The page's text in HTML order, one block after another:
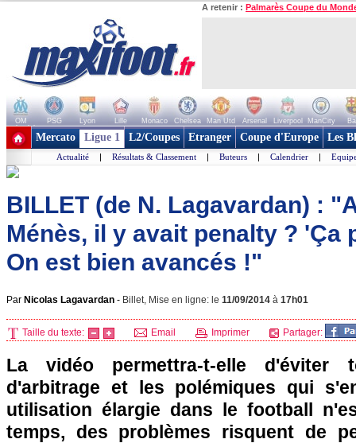
A retenir : Palmarès Coupe du
OM PSG Lyon Lille Monaco Chelsea Man Utd Arsenal Liverpool ManCity
+ de clubs
Mercato Ligue 1 L2/Coupes Etranger Coupe d'Europe Les
Actualité | Résultats & Classement | Buteurs | Calendrier |
BILLET (de N. Lagavardan) :
Ménès, il y avait penalty ? 'Ça
On est bien avancés !"
Par Nicolas Lagavardan - Billet, Mise en ligne: le 11/09/2014 à 17h01
Taille du texte: Email Imprimer Partager:
La vidéo permettra-t-elle d'éviter
d'arbitrage et les polémiques qui
utilisation élargie dans le football
temps, des problèmes risquent de